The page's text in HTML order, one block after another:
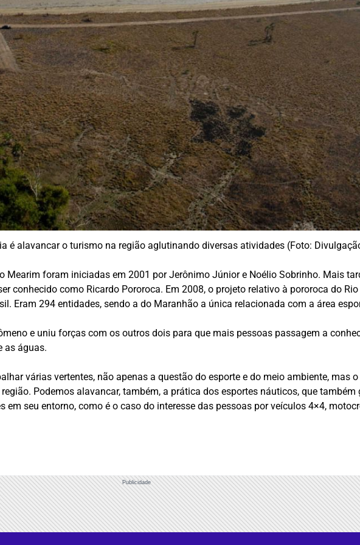
é alavancar o turismo na região aglutinando diversas atividades (Foto:
Mearim foram iniciadas em 2001 por Jerônimo Júnior e Noélio Sobrinho. Mais
conhecido como Ricardo Pororoca. Em 2008, o projeto relativo à pororoca do
Eram 294 entidades, sendo a do Maranhão a única relacionada com a área
e uniu forças com os outros dois para que mais pessoas passagem a
as águas.
várias vertentes, não apenas a questão do esporte e do meio ambiente, mas
Podemos alavancar, também, a prática dos esportes náuticos, que
seu entorno, como é o caso do interesse das pessoas por veículos 4×4,
Publicidade